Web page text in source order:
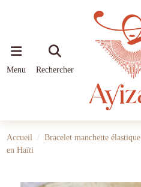
Menu Rechercher
Accueil
Bracelet manchette
en Haïti